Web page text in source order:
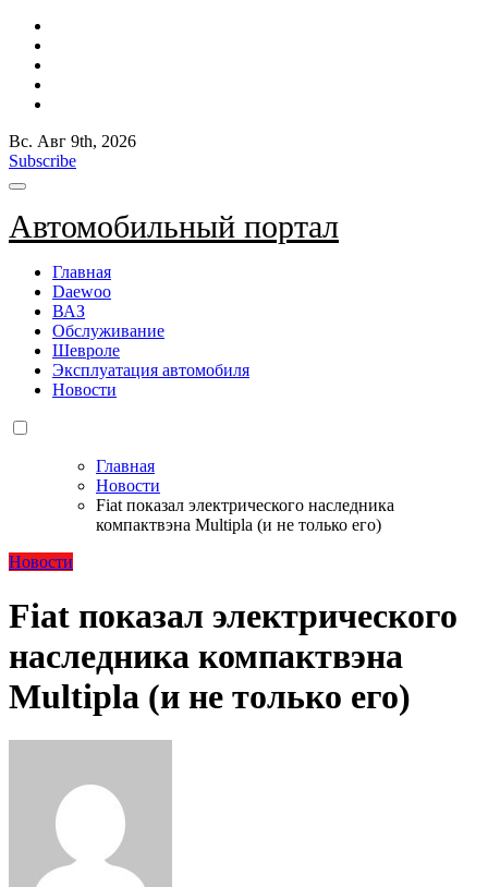
Вс. Авг 9th, 2026
Subscribe
Автомобильный портал
Главная
Daewoo
ВАЗ
Обслуживание
Шевроле
Эксплуатация автомобиля
Новости
Главная
Новости
Fiat показал электрического наследника
компактвэна Multipla (и не только его)
Новости
Fiat показал электрического
наследника компактвэна
Multipla (и не только его)